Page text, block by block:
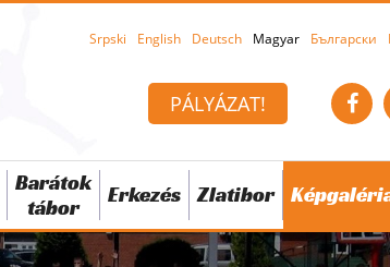
Srpski English Deutsch Magyar Български
PÁLYÁZAT!
Barátok
tábor
Erkezés Zlatibor